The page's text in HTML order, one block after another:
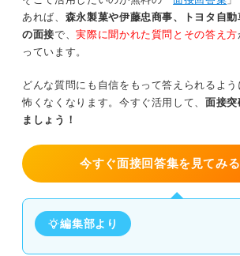
あれば、 森永製菓や伊藤忠商事、トヨタ自
の面接で、実際に聞かれた質問とその答え方
っています。
どんな質問にも自信をもって答えられるよ
怖くなくなります。今すぐ活用して、面接突
ましょう！
今すぐ面接回答集を見てみ
編集部より